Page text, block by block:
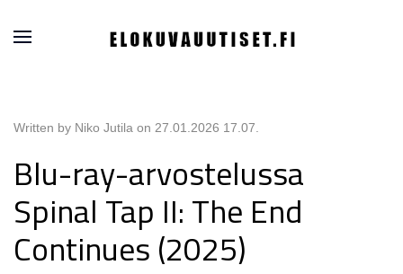
Written by Niko Jutila on 27.01.2026 17.07
Blu-ray-arvostelussa
Spinal Tap II: The End
Continues (2025)